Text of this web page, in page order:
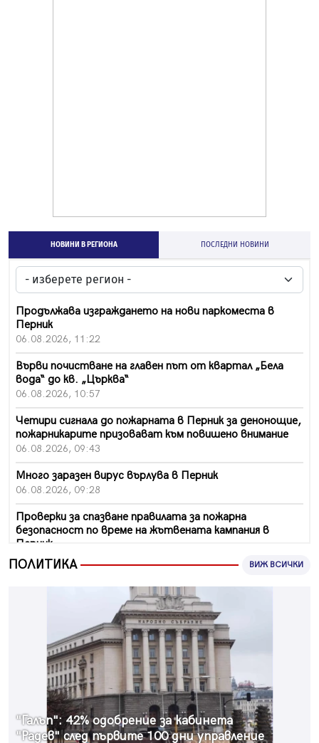
НОВИНИ В РЕГИОНА ПОСЛЕДНИ НОВИНИ
Продължава изграждането на нови паркоместа в
Перник
06.08.2026, 11:22
Върви почистване на главен път от квартал „Бела
вода“ до кв. „Църква“
06.08.2026, 10:57
Четири сигнала до пожарната в Перник за денонощие,
пожарникарите призовават към повишено внимание
06.08.2026, 09:43
Много заразен вирус върлува в Перник
06.08.2026, 09:28
Проверки за спазване правилата за пожарна
безопасност по време на жътвената кампания в
Перник
06.08.2026, 07:51
Ето какви забавления ще има през август в Перник
Пернишки експерт за фишинг измамите:
Проверявайте съмнителните линкове в bezopasno.net
05.08.2026, 15:42
На 95 години почина Лиляна Десова
05.08.2026, 15:18
Радев: Работи се активно за запазването на
средствата по Плана за справедлив преход за
ПОЛИТИКА ВИЖ ВСИЧКИ
"Галъп": 42% одобрение за кабинета
"Радев" след първите 100 дни управление